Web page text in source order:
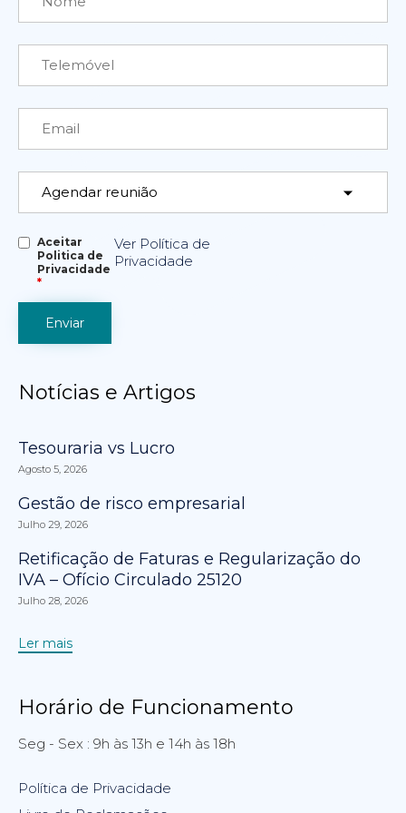
Aceitar
Politica de
Privacidade
*
Ver Política de
Privacidade
Notícias e Artigos
Tesouraria vs Lucro
Agosto 5, 2026
Gestão de risco empresarial
Julho 29, 2026
Retificação de Faturas e Regularização do
IVA – Ofício Circulado 25120
Julho 28, 2026
Ler mais
Horário de Funcionamento
Seg - Sex : 9h às 13h e 14h às 18h
Política de Privacidade